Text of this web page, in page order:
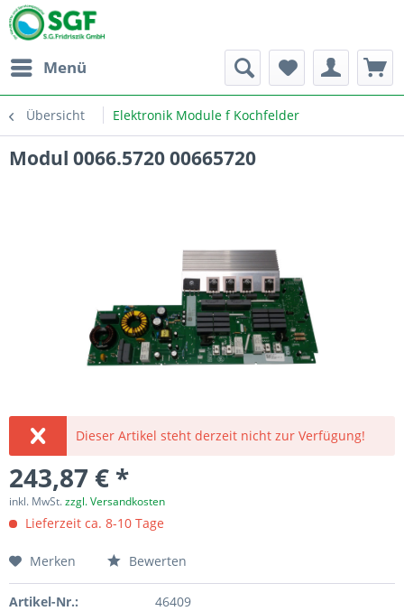
Menü
Übersicht Elektronik Module f Kochfelder
Modul 0066.5720 00665720
Dieser Artikel steht derzeit nicht zur Verfügung!
243,87 € *
inkl. MwSt.zzgl. Versandkosten
Lieferzeit ca. 8-10 Tage
Merken Bewerten
Artikel-Nr.: 46409